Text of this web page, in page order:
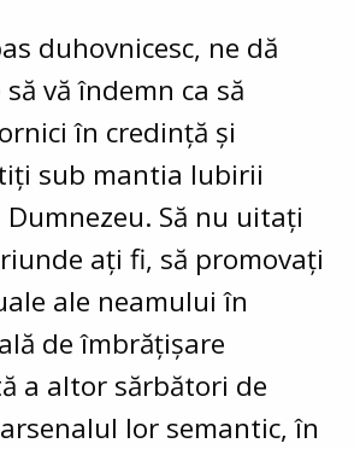
duhovnicesc, ne dă
vă îndemn ca să
în credință și
sub mantia Iubirii
Să nu uitați
ați fi, să promovați
ale neamului în
de îmbrăţişare
a altor sărbători de
lor semantic, în